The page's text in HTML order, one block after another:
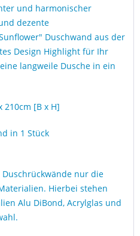
und harmonischer
dezente
Duschwand aus der
Design Highlight für Ihr
langweile Dusche in ein
210cm [B x H]
in 1 Stück
nur die
Hierbei stehen
Alu DiBond, Acrylglas und